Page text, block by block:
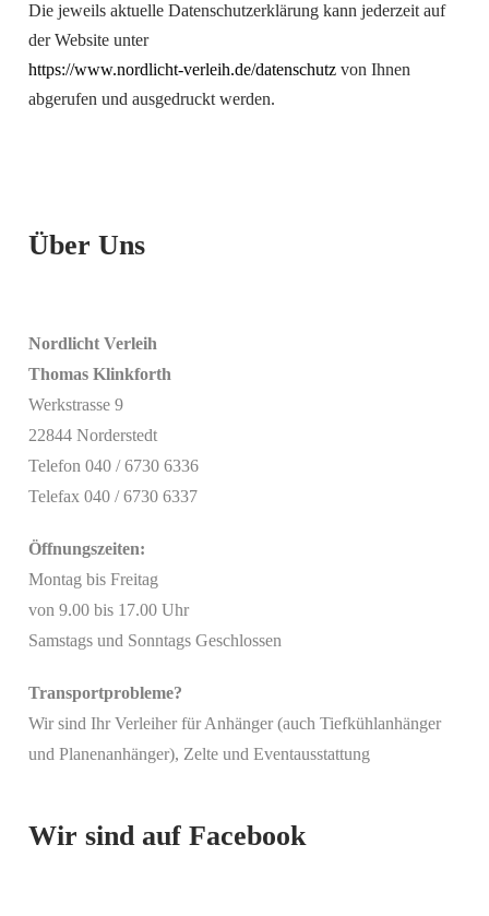
Die jeweils aktuelle Datenschutzerklärung kann jederzeit auf
der Website unter
https://www.nordlicht-verleih.de/datenschutz von Ihnen
abgerufen und ausgedruckt werden.
Über Uns
Nordlicht Verleih
Thomas Klinkforth
Werkstrasse 9
22844 Norderstedt
Telefon 040 / 6730 6336
Telefax 040 / 6730 6337
Öffnungszeiten:
Montag bis Freitag
von 9.00 bis 17.00 Uhr
Samstags und Sonntags Geschlossen
Transportprobleme?
Wir sind Ihr Verleiher für Anhänger (auch Tiefkühlanhänger
und Planenanhänger), Zelte und Eventausstattung
Wir sind auf Facebook
Mit
akzeptieren